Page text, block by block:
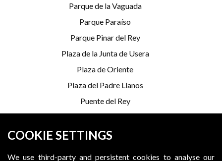
COOKIE SETTINGS
We use third-party and persistent cookies to analyse our
Parque de la Vaguada
Parque Paraíso
Parque Pinar del Rey
Plaza de la Junta de Usera
Plaza de Oriente
Plaza del Padre Llanos
Puente del Rey
Serrería Belga
*Programming is subject to change